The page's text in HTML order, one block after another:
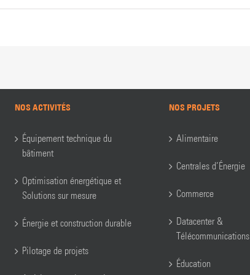
NOS ACTIVITÉS
Équipement technique du
bâtiment
Optimisation énergétique et
Solutions sur mesure
Énergie et construction durable
Pilotage de projets
NOS PROJETS
Alimentaire
Centrales d’Énergie
Commerce
Datacenter &
Télécommunications
Éducation